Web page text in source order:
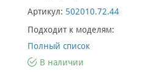
Артикул: 502010.72.44
Подходит к моделям:
Полный список
В наличии